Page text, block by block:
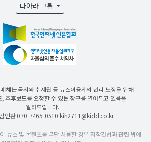
다아라 그룹
체는 독자와 취재원 등 뉴스이용자의 권리 보장을 위해
, 추후보도를 요청할 수 있는 창구를 열어두고 있음을
알려드립니다.
김인환 070-7465-0510 kih2711@kidd.co.kr
뉴스 및 콘텐츠를 무단 사용할 경우 저작권법과 관련 법에